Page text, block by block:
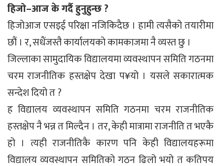
हिजो–आज के गर्दै हुनुहुन्छ ?
हिजोआज एसइई परिक्षा नजिकिदैछ । हामी त्यसैको तयारीमा
छौं । र, सधैंजस्तै कार्यालयको कामकाजमा नै व्यस्त छु ।
जिल्लाका सामुदायिक विद्यालयमा व्यवस्थापन समिति गठनमा
चरम राजनीतिक हस्तक्षेप देखा प¥यो । यसले सकारात्मक
सन्देश दियो त ?
ह विद्यालय व्यवस्थापन समिति गठनमा चरम राजनीतिक
हस्तक्षेप नै भन्न त मिल्दैन । तर, केही मात्रामा राजनीति त भएकै
हो । त्यही राजनीतिकै कारण पनि केही विद्यालयहरूमा
विद्यालय व्यवस्थापन समितिको गठन ढिलो भयो त कतिपय